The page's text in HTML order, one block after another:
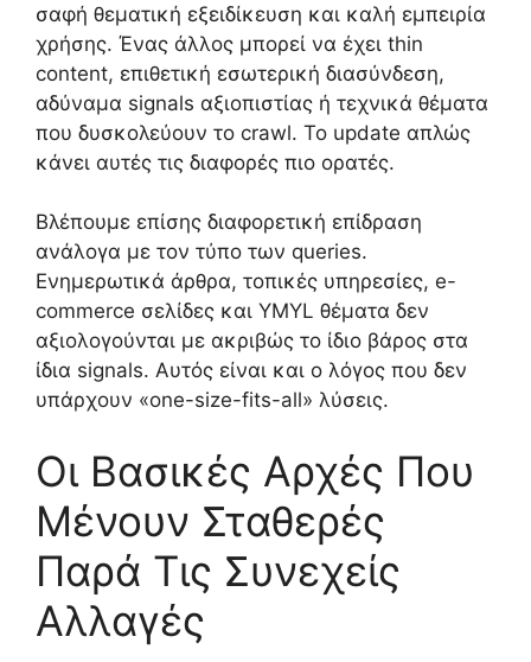
σαφή θεματική εξειδίκευση και καλή εμπειρία
χρήσης. Ένας άλλος μπορεί να έχει thin
content, επιθετική εσωτερική διασύνδεση,
αδύναμα signals αξιοπιστίας ή τεχνικά θέματα
που δυσκολεύουν το crawl. Το update απλώς
κάνει αυτές τις διαφορές πιο ορατές.
Βλέπουμε επίσης διαφορετική επίδραση
ανάλογα με τον τύπο των queries.
Ενημερωτικά άρθρα, τοπικές υπηρεσίες, e-
commerce σελίδες και YMYL θέματα δεν
αξιολογούνται με ακριβώς το ίδιο βάρος στα
ίδια signals. Αυτός είναι και ο λόγος που δεν
υπάρχουν «one-size-fits-all» λύσεις.
Οι Βασικές Αρχές Που
Μένουν Σταθερές
Παρά Τις Συνεχείς
Αλλαγές